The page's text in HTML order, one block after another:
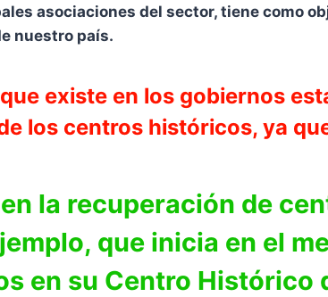
asociaciones del sector, tiene como
nuestro país.
existe en los gobiernos
los centros históricos, ya
la recuperación de
que inicia en el
en su Centro Histórico